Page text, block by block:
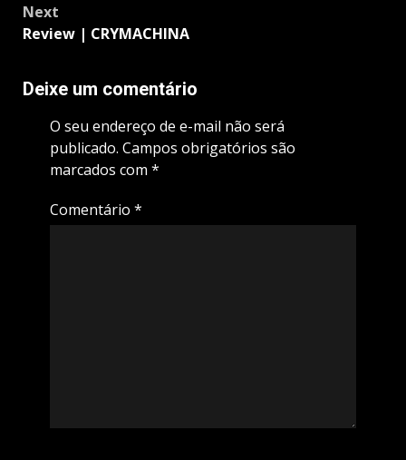
Next
Review | CRYMACHINA
Deixe um comentário
O seu endereço de e-mail não será
publicado. Campos obrigatórios são
marcados com *
Comentário *